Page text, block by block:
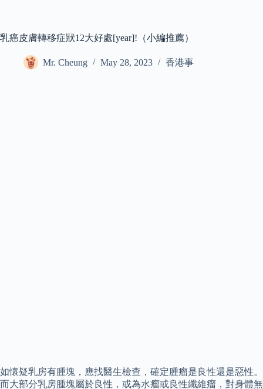
乳癌皮膚轉移症狀12大好處[year]!（小編推薦）
Mr. Cheung May 28, 2023 香港事
如懷疑乳房有腫塊，應找醫生檢查，確定腫瘤是良性還是惡性。
而大部分乳房腫塊屬於良性，或為水瘤或良性纖維瘤，對身體無